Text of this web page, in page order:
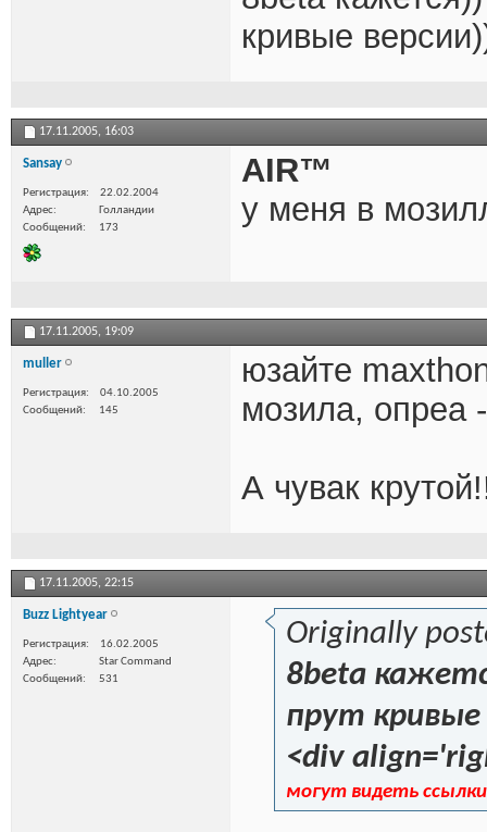
кривые
17.11.2005, 16:03
Sansay
Регистрация
22.02.2004
Адрес
Голландии
Сообщений
173
AIR™
у меня в
17.11.2005, 19:09
muller
Регистрация
04.10.2005
Сообщений
145
юзайте
мозила,
А чувак
17.11.2005, 22:15
Buzz Lightyear
Регистрация
16.02.2005
Адрес
Star Command
Сообщений
531
Originally
8beta
прут кривые
<div
могут видеть